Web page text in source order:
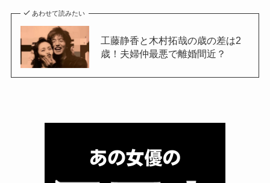
あわせて読みたい
工藤静香と木村拓哉の歳の差は2
歳！夫婦仲最悪で離婚間近？